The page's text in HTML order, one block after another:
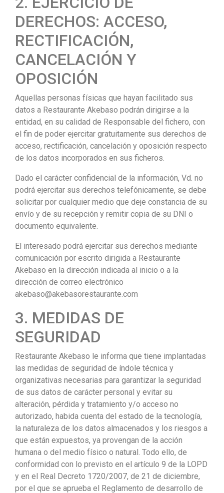
DERECHOS: ACCESO,
RECTIFICACIÓN,
CANCELACIÓN Y
OPOSICIÓN
Aquellas personas físicas que hayan facilitado sus
datos a Restaurante Akebaso podrán dirigirse a la
entidad, en su calidad de Responsable del fichero, con
el fin de poder ejercitar gratuitamente sus derechos de
acceso, rectificación, cancelación y oposición respecto
de los datos incorporados en sus ficheros.
Dado el carácter confidencial de la información, Vd. no
podrá ejercitar sus derechos telefónicamente, se debe
solicitar por cualquier medio que deje constancia de su
envío y de su recepción y remitir copia de su DNI o
documento equivalente.
El interesado podrá ejercitar sus derechos mediante
comunicación por escrito dirigida a Restaurante
Akebaso en la dirección indicada al inicio o a la
dirección de correo electrónico
akebaso@akebasorestaurante.com
3. MEDIDAS DE
SEGURIDAD
Restaurante Akebaso le informa que tiene implantadas
las medidas de seguridad de índole técnica y
organizativas necesarias para garantizar la seguridad
de sus datos de carácter personal y evitar su
alteración, pérdida y tratamiento y/o acceso no
autorizado, habida cuenta del estado de la tecnología,
la naturaleza de los datos almacenados y los riesgos a
que están expuestos, ya provengan de la acción
humana o del medio físico o natural. Todo ello, de
conformidad con lo previsto en el artículo 9 de la LOPD
y en el Real Decreto 1720/2007, de 21 de diciembre,
por el que se aprueba el Reglamento de desarrollo de